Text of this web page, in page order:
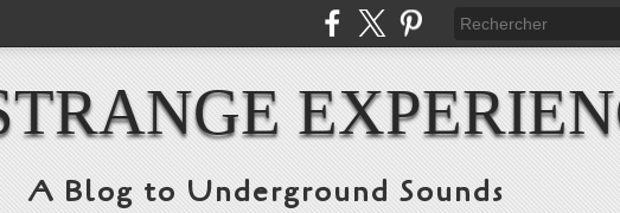
A Blog to Underground Sounds